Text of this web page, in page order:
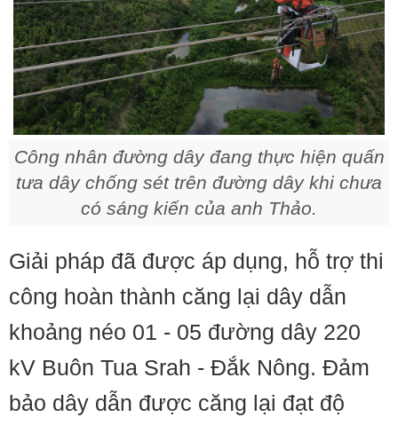
Công nhân đường dây đang thực hiện quấn
tưa dây chống sét trên đường dây khi chưa
có sáng kiến của anh Thảo.
Giải pháp đã được áp dụng, hỗ trợ thi
công hoàn thành căng lại dây dẫn
khoảng néo 01 - 05 đường dây 220
kV Buôn Tua Srah - Đắk Nông. Đảm
bảo dây dẫn được căng lại đạt độ